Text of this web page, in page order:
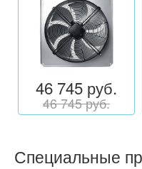
46 745 руб.
46 745 руб.
Специальные